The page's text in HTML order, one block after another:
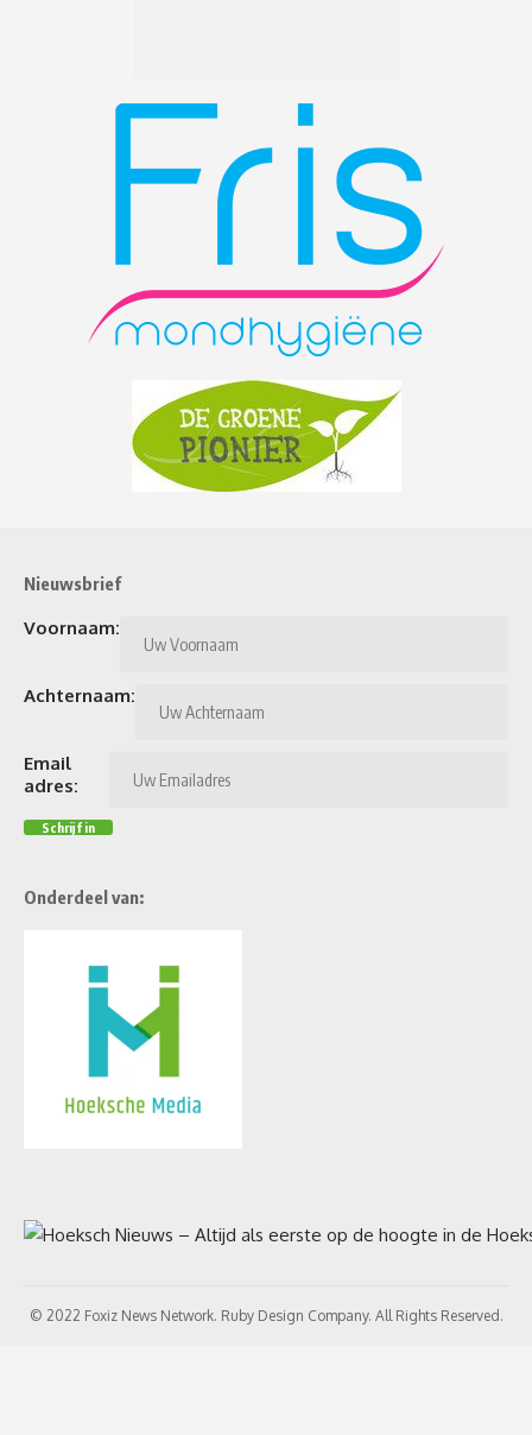
Nieuwsbrief
Voornaam:
Achternaam:
Email
adres:
Onderdeel van:
© 2022 Foxiz News Network. Ruby Design Company. All Rights Reserved.